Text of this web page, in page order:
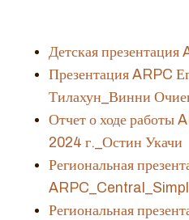
Детская
Презентация ARPC
Тилахун_Винни
Отчет о ходе работы
2024 г._Остин Укачи
Региональная
Региональная